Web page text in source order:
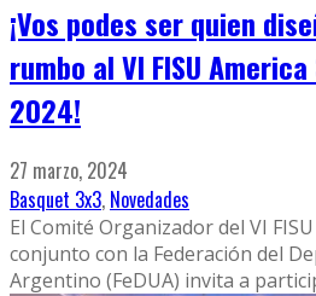
¡Vos podes ser quien
rumbo al VI FISU
2024!
27 marzo, 2024
Basquet 3x3, Novedades
El Comité Organizador del VI FISU
conjunto con la Federación del
Argentino (FeDUA) invita a